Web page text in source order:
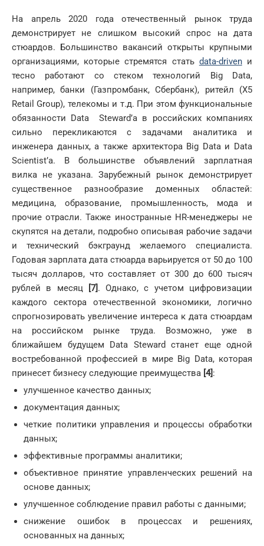
На апрель 2020 года отечественный рынок труда
демонстрирует не слишком высокий спрос на дата
стюардов. Большинство вакансий открыты крупными
организациями, которые стремятся стать data-drivenи
тесно работают со стеком технологий Big Data,
например, банки (Газпромбанк, Сбербанк), ритейл (X5
Retail Group), телекомы и т.д. При этом функциональные
обязанности Data Steward’а в российских компаниях
сильно перекликаются с задачами аналитика и
инженера данных, а также архитектора Big Data и Data
Scientist’а. В большинстве объявлений зарплатная
вилка не указана. Зарубежный рынок демонстрирует
существенное разнообразие доменных областей:
медицина, образование, промышленность, мода и
прочие отрасли. Также иностранные HR-менеджеры не
скупятся на детали, подробно описывая рабочие задачи
и технический бэкграунд желаемого специалиста.
Годовая зарплата дата стюарда варьируется от 50 до 100
тысяч долларов, что составляет от 300 до 600 тысяч
рублей в месяц
[7]. Однако, с учетом цифровизации
каждого сектора отечественной экономики, логично
спрогнозировать увеличение интереса к дата стюардам
на российском рынке труда. Возможно, уже в
ближайшем будущем Data Steward станет еще одной
востребованной профессией в мире Big Data, которая
принесет бизнесу следующие преимущества [4]:
улучшенное качество данных;
документация данных;
четкие политики управления и процессы обработки
данных;
эффективные программы аналитики;
объективное принятие управленческих решений на
основе данных;
улучшенное соблюдение правил работы с данными;
снижение ошибок в процессах и решениях,
основанных на данных;